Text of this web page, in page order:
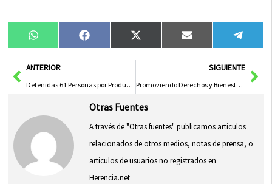
Compartir
en
WhatsAppCompartir
en
FacebookCompartir
en
X
(Twitter)
Compartir
en
Email
en
AntANTERIOR
Detenidas 61 Personas por Producción y Distribución de Material de Explotación Sexual Infantil, Siete en Castilla-La Mancha
SIGUIENTE
Promoviendo Derechos y Bienestar para la Comunidad LGTBI+
Otras Fuentes
A través de "Otras fuentes" publicamos artículos
relacionados de otros medios, notas de prensa, o
artículos de usuarios no registrados en
Herencia.net